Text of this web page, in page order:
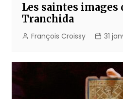
Les saintes images
Tranchida
François Croissy 31